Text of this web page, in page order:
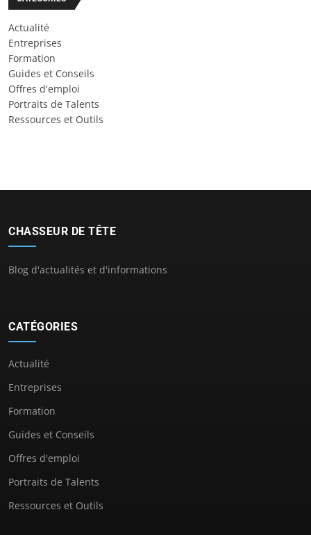
Actualité
Entreprises
Formation
Guides et Conseils
Offres d'emploi
Portraits de Talents
Ressources et Outils
CHASSEUR DE TÊTE
Blog d'actualités et d'informations
CATÉGORIES
Actualité
Entreprises
Formation
Guides et Conseils
Offres d'emploi
Portraits de Talents
Ressources et Outils